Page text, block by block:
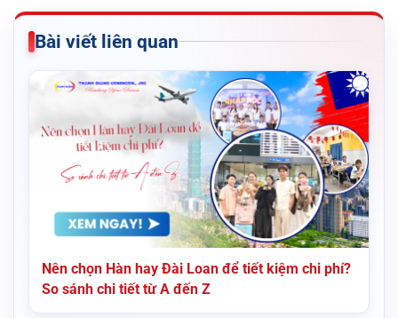
Bài viết liên quan
Nên chọn Hàn hay Đài Loan để tiết kiệm chi phí?
So sánh chi tiết từ A đến Z